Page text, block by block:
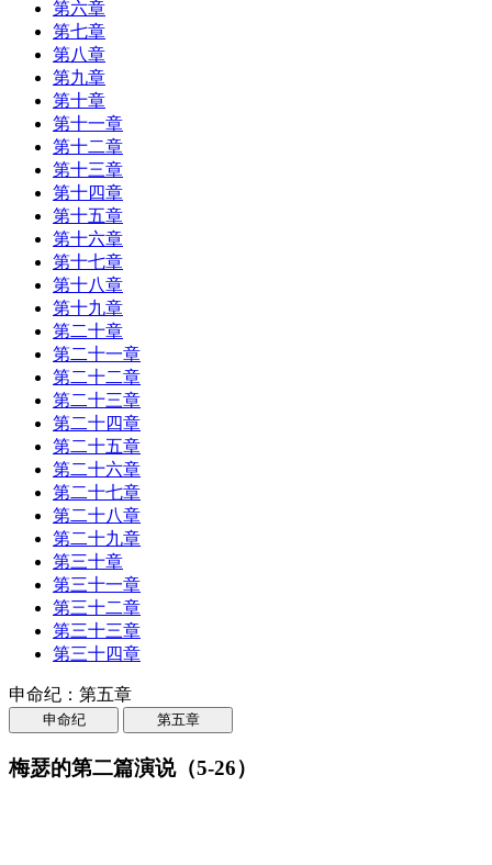
第六章
第七章
第八章
第九章
第十章
第十一章
第十二章
第十三章
第十四章
第十五章
第十六章
第十七章
第十八章
第十九章
第二十章
第二十一章
第二十二章
第二十三章
第二十四章
第二十五章
第二十六章
第二十七章
第二十八章
第二十九章
第三十章
第三十一章
第三十二章
第三十三章
第三十四章
申命纪：第五章
申命纪 第五章
梅瑟的第二篇演说（5-26）